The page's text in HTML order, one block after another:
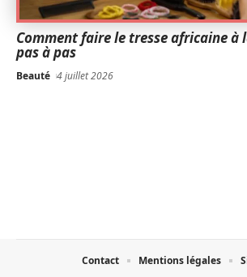
Comment faire le tresse africaine à
pas à pas
Beauté 4 juillet 2026
Contact Mentions légales